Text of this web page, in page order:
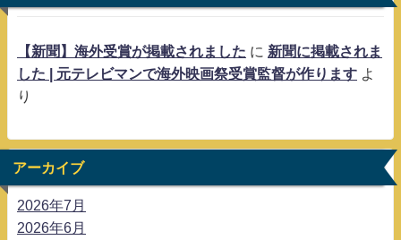
【新聞】海外受賞が掲載されました に 新聞に掲載されま
した | 元テレビマンで海外映画祭受賞監督が作ります よ
り
アーカイブ
2026年7月
2026年6月